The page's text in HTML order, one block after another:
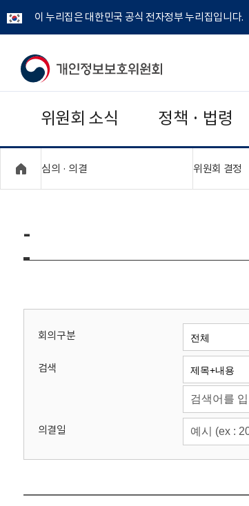
이 누리집은 대한민국 공식 전자정부 누리집입니다.
개
보
보
위
회
위원회 소식 정책 · 법령
심의 · 의결 위원회 결정
-
회의구분
검색
의결일